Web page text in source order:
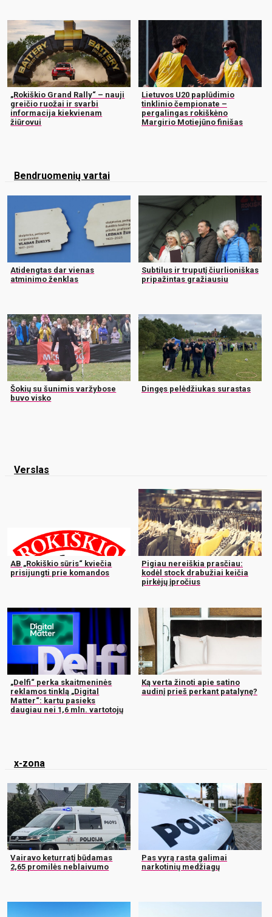
„Rokiškio Grand Rally“ – nauji
greičio ruožai ir svarbi
informacija kiekvienam
žiūrovui
Lietuvos U20 paplūdimio
tinklinio čempionate –
pergalingas rokiškėno
Margirio Motiejūno finišas
Bendruomenių vartai
Atidengtas dar vienas
atminimo ženklas
Subtilus ir truputį čiurlioniškas
pripažintas gražiausiu
Šokių su šunimis varžybose
buvo visko
Dingęs pelėdžiukas surastas
Verslas
AB „Rokiškio sūris“ kviečia
prisijungti prie komandos
Pigiau nereiškia prasčiau:
kodėl stock drabužiai keičia
pirkėjų įpročius
„Delfi“ perka skaitmeninės
reklamos tinklą „Digital
Matter“: kartu pasieks
daugiau nei 1,6 mln. vartotojų
Ką verta žinoti apie satino
audinį prieš perkant patalynę?
x-zona
Vairavo keturratį būdamas
2,65 promilės neblaivumo
Pas vyrą rasta galimai
narkotinių medžiagų